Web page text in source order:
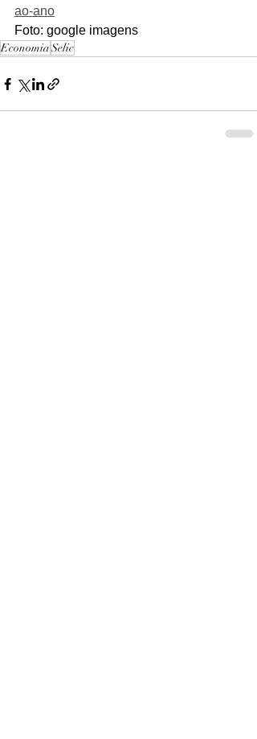
ao-ano
Foto: google imagens
EconomiaSelic